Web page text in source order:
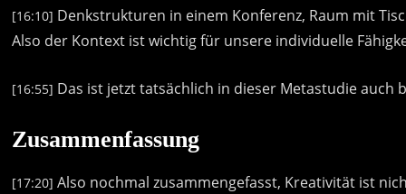
[16:10] Denkstrukturen in einem Konferenz, Raum mit
Also der Kontext ist wichtig für unsere individuelle
[16:55] Das ist jetzt tatsächlich in dieser Metastudie auch
Zusammenfassung
[17:20] Also nochmal zusammengefasst, Kreativität ist